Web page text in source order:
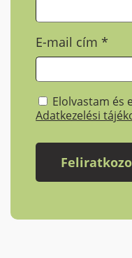
E-mail cím*
Elolvastam és
Adatkezelési